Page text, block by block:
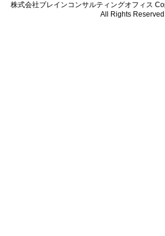
株式会社ブレインコンサルティングオフィス
All Rights